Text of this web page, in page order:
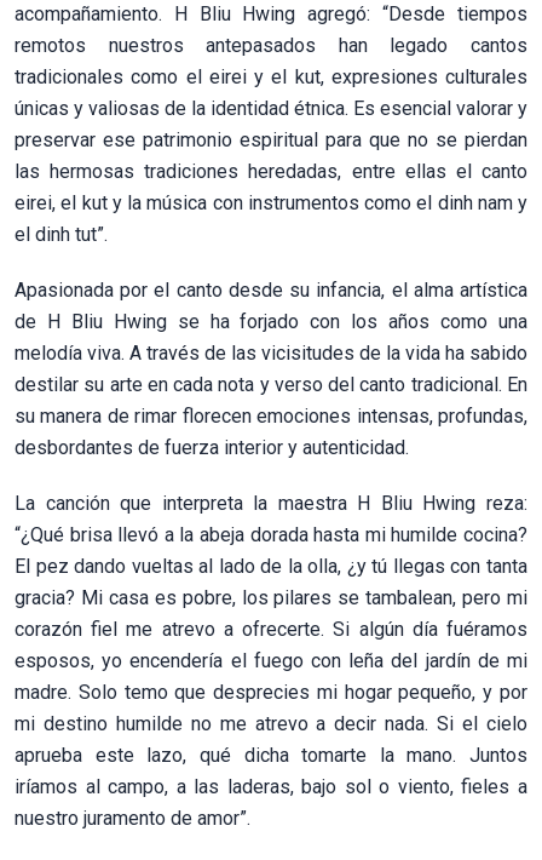
acompañamiento. H Bliu Hwing agregó: “Desde tiempos
remotos nuestros antepasados han legado cantos
tradicionales como el eirei y el kut, expresiones culturales
únicas y valiosas de la identidad étnica. Es esencial valorar y
preservar ese patrimonio espiritual para que no se pierdan
las hermosas tradiciones heredadas, entre ellas el canto
eirei, el kut y la música con instrumentos como el dinh nam y
el dinh tut”.
Apasionada por el canto desde su infancia, el alma artística
de H Bliu Hwing se ha forjado con los años como una
melodía viva. A través de las vicisitudes de la vida ha sabido
destilar su arte en cada nota y verso del canto tradicional. En
su manera de rimar florecen emociones intensas, profundas,
desbordantes de fuerza interior y autenticidad.
La canción que interpreta la maestra H Bliu Hwing reza:
“¿Qué brisa llevó a la abeja dorada hasta mi humilde cocina?
El pez dando vueltas al lado de la olla, ¿y tú llegas con tanta
gracia? Mi casa es pobre, los pilares se tambalean, pero mi
corazón fiel me atrevo a ofrecerte. Si algún día fuéramos
esposos, yo encendería el fuego con leña del jardín de mi
madre. Solo temo que desprecies mi hogar pequeño, y por
mi destino humilde no me atrevo a decir nada. Si el cielo
aprueba este lazo, qué dicha tomarte la mano. Juntos
iríamos al campo, a las laderas, bajo sol o viento, fieles a
nuestro juramento de amor”.